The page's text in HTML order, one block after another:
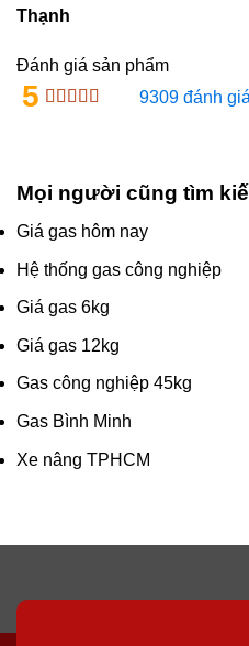
Thạnh
Đánh giá sản phẩm
5 9309 đánh giá
Mọi người cũng tìm
Giá gas hôm nay
Hệ thống gas công nghiệp
Giá gas 6kg
Giá gas 12kg
Gas công nghiệp 45kg
Gas Bình Minh
Xe nâng TPHCM